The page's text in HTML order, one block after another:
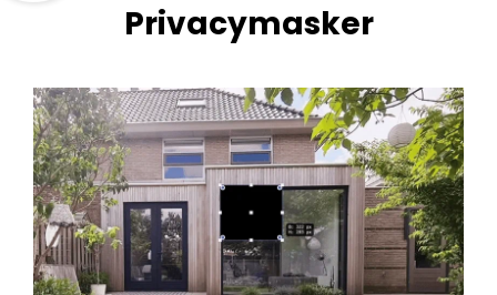
Privacymasker